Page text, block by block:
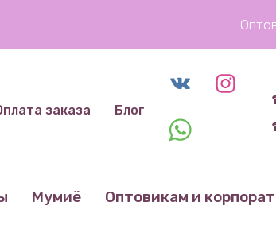
заказа Блог
Мумиё Оптовикам и